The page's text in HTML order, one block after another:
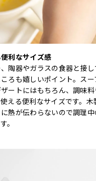
利なサイズ感
陶器やガラスの食器と接し
ろも嬉しいポイント。ス
ートにはもちろん、調味
える便利なサイズです。木
熱が伝わらないので調理
。